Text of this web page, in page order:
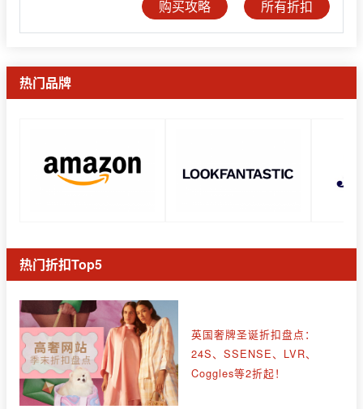
购买攻略 所有折扣
热门品牌
热门折扣Top5
英国奢牌圣诞折扣盘点：
24S、SSENSE、LVR、
Coggles等2折起！